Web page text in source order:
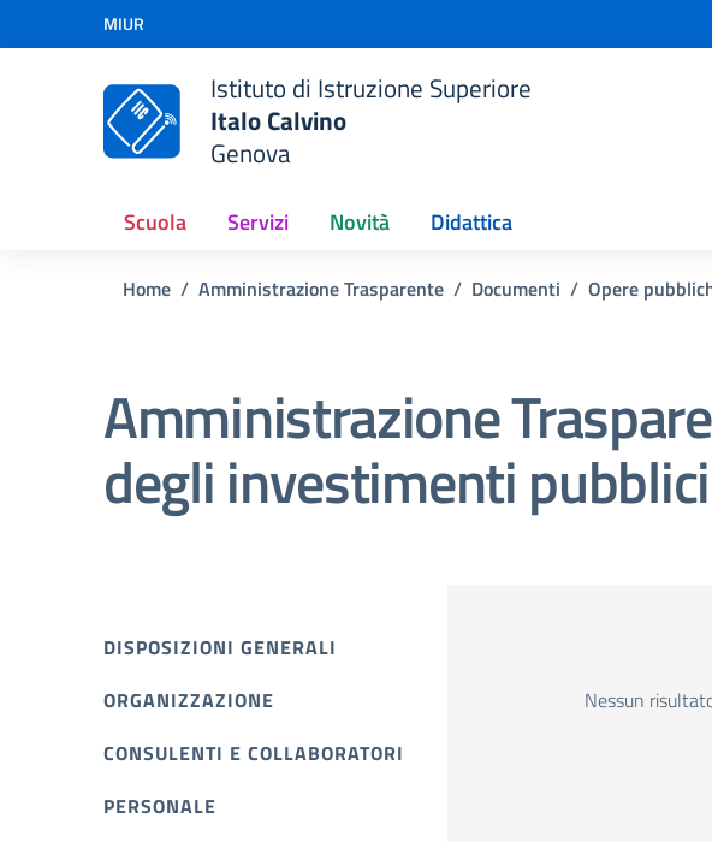
Vai ai contenuti
Vai al menu di navigazione
MIUR
Istituto di Istruzione Superiore
Italo Calvino
Genova
Scuola Servizi Novità Didattica
Home Amministrazione Trasparente Documenti Opere
Amministrazione
degli investimenti pubblici
DISPOSIZIONI GENERALI
ORGANIZZAZIONE
CONSULENTI E COLLABORATORI
PERSONALE
Nessun